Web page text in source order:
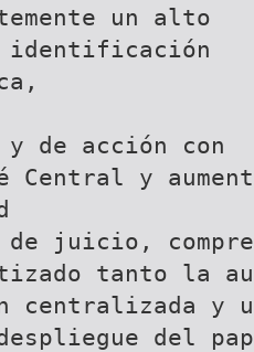
un alto
identificación
de acción con
Central y
juicio,
tanto la
centralizada y
del